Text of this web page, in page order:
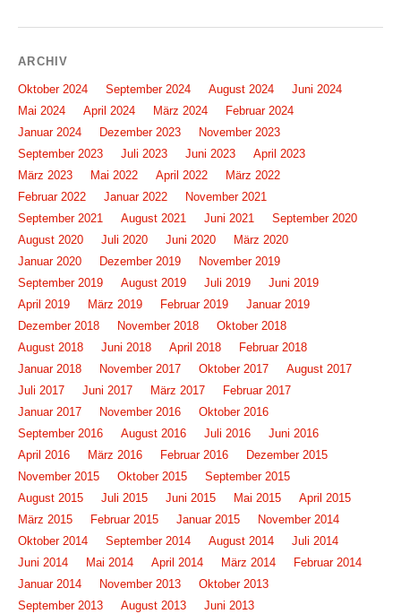
ARCHIV
Oktober 2024 September 2024 August 2024
Juni 2024
Mai 2024
April 2024 März 2024
Februar 2024
Januar 2024
Dezember 2023
November 2023
September 2023
Juli 2023 Juni 2023
April 2023
März 2023
Mai 2022 April 2022
März 2022
Februar 2022
Januar 2022
November 2021
September 2021
August 2021 Juni 2021
September 2020
August 2020
Juli 2020 Juni 2020
März 2020
Januar 2020
Dezember 2019
November 2019
September 2019
August 2019 Juli 2019
Juni 2019
April 2019
März 2019 Februar 2019
Januar 2019
Dezember 2018
November 2018
Oktober 2018
August 2018
Juni 2018 April 2018
Februar 2018
Januar 2018
November 2017 Oktober 2017
August 2017
Juli 2017
Juni 2017 März 2017
Februar 2017
Januar 2017
November 2016
Oktober 2016
September 2016
August 2016 Juli 2016
Juni 2016
April 2016
März 2016 Februar 2016
Dezember 2015
November 2015
Oktober 2015
September 2015
August 2015
Juli 2015 Juni 2015 Mai 2015
April 2015
März 2015
Februar 2015 Januar 2015
November 2014
Oktober 2014
September 2014 August 2014
Juli 2014
Juni 2014
Mai 2014 April 2014 März 2014
Februar 2014
Januar 2014
November 2013
Oktober 2013
September 2013
August 2013 Juni 2013